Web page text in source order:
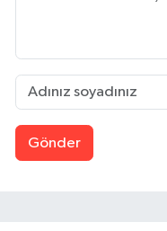
Gönder